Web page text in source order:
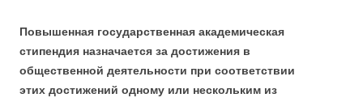
Повышенная государственная академическая
стипендия назначается за достижения в
общественной деятельности при соответствии
этих достижений одному или нескольким из